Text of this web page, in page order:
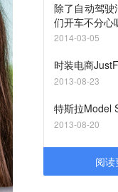
除了自动驾
们开车不分心
2014-03-05
时装电商
2013-08-23
特斯拉Model
2013-08-20
阅